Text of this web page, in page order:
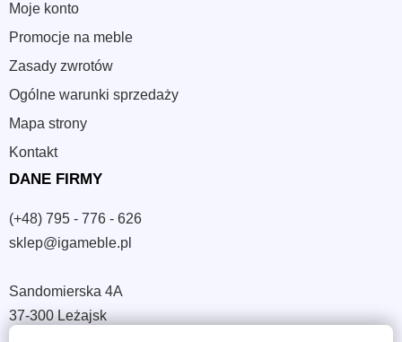
Moje konto
Promocje na meble
Zasady zwrotów
Ogólne warunki sprzedaży
Mapa strony
Kontakt
DANE FIRMY
(+48) 795 - 776 - 626
sklep@igameble.pl
Sandomierska 4A
37-300 Leżajsk